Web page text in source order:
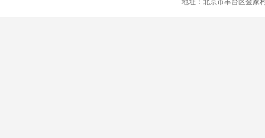
地址：北京市丰台区金家